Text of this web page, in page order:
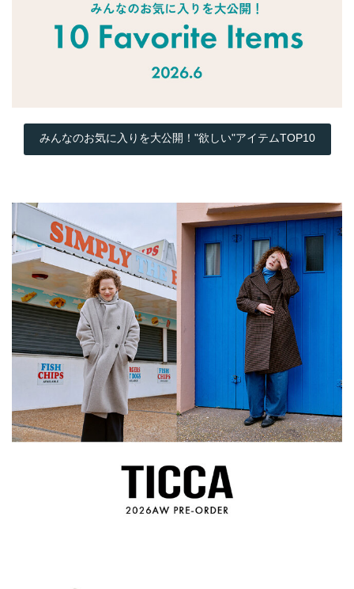
みんなのお気に入りを大公開！"欲しい"アイテムTOP10